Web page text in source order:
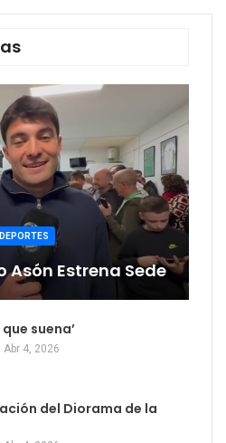
DEPORTES
Asón Estrena Sede
que suena’
Abr 4, 2026
del Diorama de la